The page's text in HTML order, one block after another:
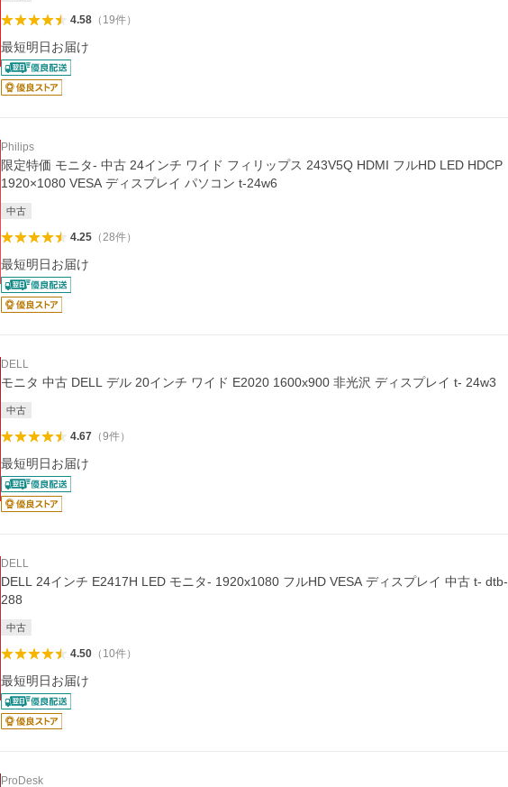
4.58（ 19件）
最短明日お届け
Philips
限定特価 モニタ- 中古 24インチ ワイド フィリップス 243V5Q HDMI フルHD LED HDCP
1920×1080 VESA ディスプレイ パソコン t-24w6
中古
4.25（28件）
最短明日お届け
DELL
モニタ 中古 DELL デル 20インチ ワイド E2020 1600x900 非光沢 ディスプレイ t- 24w3
中古
4.67（9件）
最短明日お届け
DELL
DELL 24インチ E2417H LED モニタ- 1920x1080 フルHD VESA ディスプレイ 中古 t- dtb-
288
中古
4.50（ 10件）
最短明日お届け
ProDesk